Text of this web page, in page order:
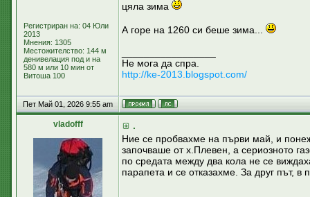
Регистриран на: 04 Юли
2013
Мнения: 1305
Местожителство: 144 м
денивелация под и на
580 м или 10 мин от
Витоша 100
цяла зима
А горе на 1260 си беше зима...
Не мога да спра.
http://ke-2013.blogspot.com/
Пет Май 01, 2026 9:55 am
vladofff
.
Ние се пробвахме на първи май, и
започваше от х.Плевен, а сериозното
по средата между два кола не се
парапета и се отказахме. За друг път, в